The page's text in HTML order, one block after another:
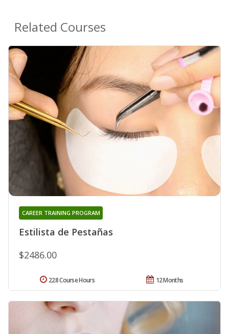
Related Courses
Estilista de Pestañas
CAREER TRAINING PROGRAM
$2486.00
12 Months
228 Course Hours